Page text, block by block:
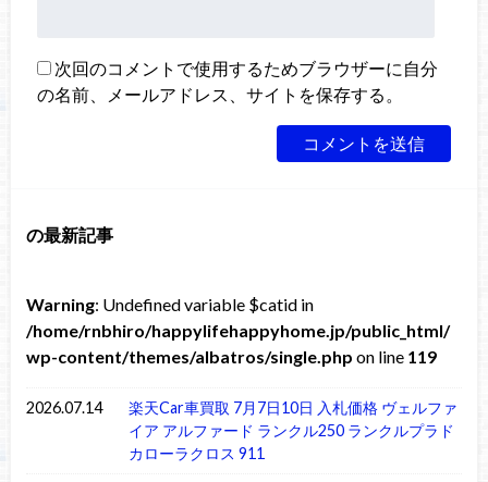
次回のコメントで使用するためブラウザーに自分
の名前、メールアドレス、サイトを保存する。
の最新記事
Warning: Undefined variable $catid in
/home/rnbhiro/happylifehappyhome.jp/public_html/
wp-content/themes/albatros/single.php on line 119
2026.07.14
楽天Car車買取 7月7日10日 入札価格 ヴェルファ
イア アルファード ランクル250 ランクルプラド
カローラクロス 911